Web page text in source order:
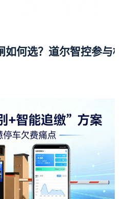
杆
如何选？道尔智控参与